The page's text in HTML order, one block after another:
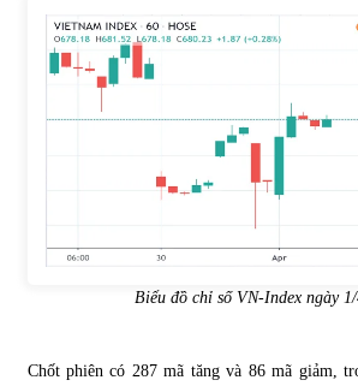
Biểu đồ chỉ số VN-Index ngày
Chốt phiên có 287 mã tăng và 86 mã giảm,